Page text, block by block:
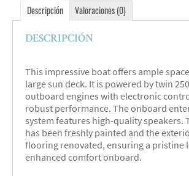
Descripción Valoraciones (0)
DESCRIPCIÓN
This impressive boat offers ample
large sun deck. It is powered by twin
outboard engines with electronic
robust performance. The onboard
system features high-quality speakers.
has been freshly painted and the
flooring renovated, ensuring a pristine
enhanced comfort onboard.